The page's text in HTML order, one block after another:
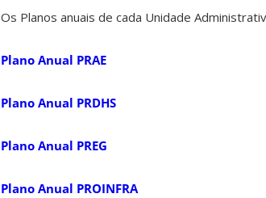
Os Planos anuais de cada Unidade
Plano Anual PRAE
Plano Anual PRDHS
Plano Anual PREG
Plano Anual PROINFRA